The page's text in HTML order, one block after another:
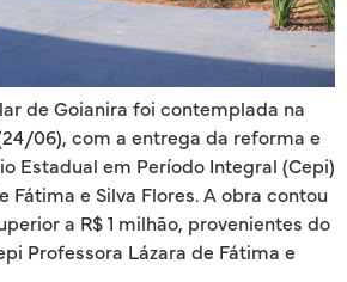
de Goianira foi contemplada na
06), com a entrega da reforma e
Estadual em Período Integral (Cepi)
Fátima e Silva Flores. A obra contou
a R$ 1 milhão, provenientes do
Professora Lázara de Fátima e